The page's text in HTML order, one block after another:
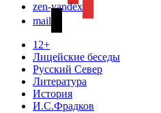
zen-yandex
mail
12+
Лицейские беседы
Русский Север
Литература
История
И.С.Фрадков